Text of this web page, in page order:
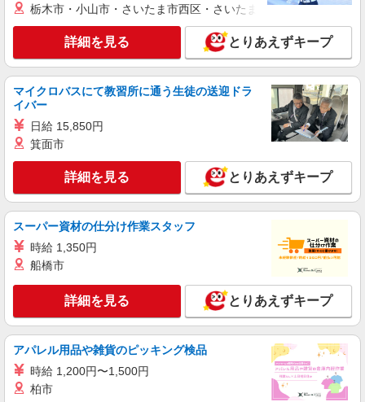
時給1450円〜1937円 ＜日払い有/週払い有/交
広島市東区
キープ 詳細を見る
株式会社kotrio /●HR-H-2078534
で働く＊嬉しい高時給
時給1350円〜1937円 ＜日払い有/週払い有/交
通費全支給(ガソリン代含む)＞
広島市東区戸坂など
詳細を見る
株式会社kotrio /●HR-H-2078502
＼収入アップを全面サポート／小規模デイ
STAFF|資格支援制度あり
時給1350円〜1937円 ＜日払い有/週払い有/交
通費全支給(ガソリン代含む)＞
栃木市・小山市・さいたま市西区・さいたま市岩槻区・久喜市・
詳細を見る とりあえずキープ
マイクロバスにて教習所に通う生徒の送迎ドラ
イバー
日給 15,850円
箕面市
詳細を見る とりあえずキープ
スーパー資材の仕分け作業スタッフ
時給 1,350円
船橋市
詳細を見る とりあえずキープ
アパレル用品や雑貨のピッキング検品
時給 1,200円〜1,500円
柏市